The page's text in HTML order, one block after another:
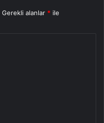
Gerekli alanlar * ile